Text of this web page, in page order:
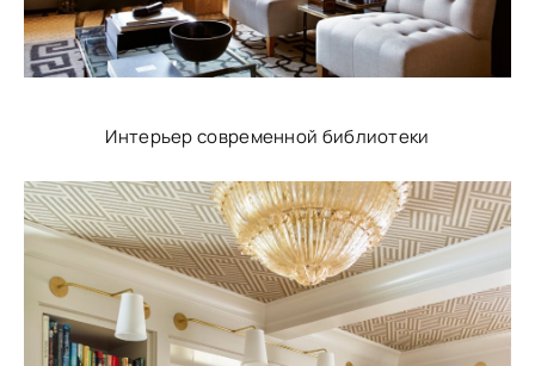
Интерьер современной библиотеки